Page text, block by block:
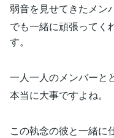
弱音を見せてきたメン
でも一緒に頑張ってく
す。
一人一人のメンバーと
本当に大事ですよね。
この執念の彼と一緒に